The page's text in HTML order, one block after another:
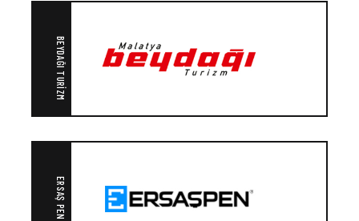
BEYDAĞI TURIZM
ERSAŞ PEN